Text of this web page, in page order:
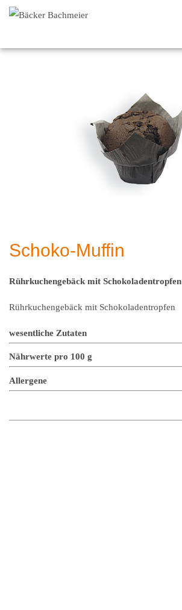
Schoko-Muffin
Rührkuchengebäck mit Schokoladentropfen
Rührkuchengebäck mit Schokoladentropfen
wesentliche Zutaten
Nährwerte pro 100 g
Allergene